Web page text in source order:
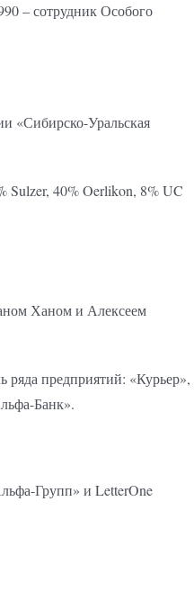
– сотрудник Особого
«Сибирско-Уральская
Sulzer, 40% Oerlikon, 8% UC
Ханом и Алексеем
ряда предприятий: «Курьер»,
Банк».
Групп» и LetterOne